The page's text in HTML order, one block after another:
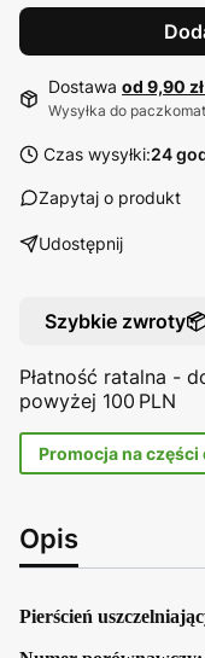
Dostawa od 9,90 zł
Wysyłka do
Czas wysyłki:24
Zapytaj o produkt
Udostępnij
Szybkie
Płatność ratalna -
powyżej 100 PLN
Promocja na
Opis
Pierścień